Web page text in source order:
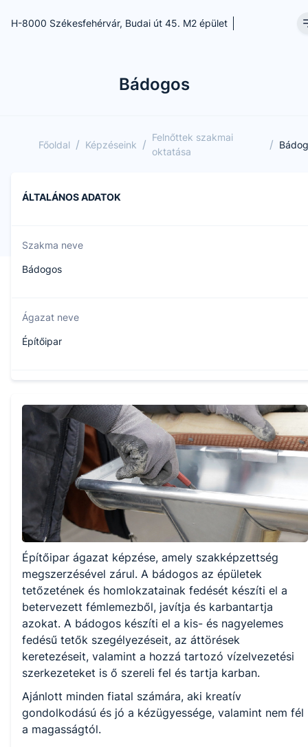
H-8000 Székesfehérvár, Budai út 45. M2 épület
Bádogos
Főoldal / Képzéseink /
Felnőttek szakmai
oktatása
/
ÁLTALÁNOS ADATOK
Szakma neve
Bádogos
Ágazat neve
Építőipar
407320602
Képzés időtartama
Választható szakmairányok:
Nem válaszható
KKK/PTT
KKK letöltése (pdf)
PTT letöltése (pdf)
Okleveles technikusképzés
Nem
Építőipar ágazat képzése, amely szakképzettség
megszerzésével zárul. A bádogos az épületek
tetőzetének és homlokzatainak fedését készíti el a
betervezett fémlemezből, javítja és karbantartja
azokat. A bádogos készíti el a kis- és nagyelemes
fedésű tetők szegélyezéseit, az áttörések
keretezéseit, valamint a hozzá tartozó vízelvezetési
szerkezeteket is ő szereli fel és tartja karban.
Ajánlott minden fiatal számára, aki kreatív
gondolkodású és jó a kézügyessége, valamint nem fél
a magasságtól.